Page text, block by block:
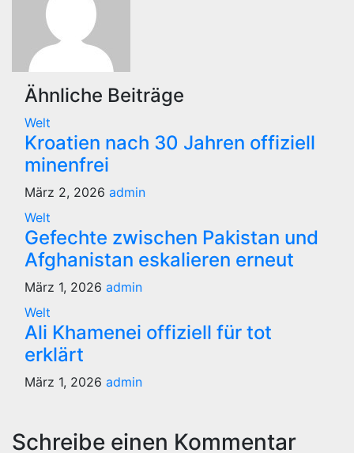
Ähnliche Beiträge
Welt
Kroatien nach 30 Jahren offiziell
minenfrei
März 2, 2026 admin
Welt
Gefechte zwischen Pakistan und
Afghanistan eskalieren erneut
März 1, 2026 admin
Welt
Ali Khamenei offiziell für tot
erklärt
März 1, 2026 admin
Schreibe einen Kommentar